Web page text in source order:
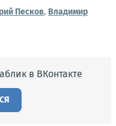
Песков, Владимир
в ВКонтакте